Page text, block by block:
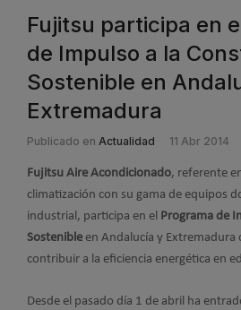
Fujitsu participa en
de Impulso a la
Sostenible en
Extremadura
Publicado en Actualidad 11 Abr 2014
Fujitsu Aire Acondicionado, referente
climatización con su gama de equipos
industrial, participa en el Programa de
Sostenibleen Andalucía y Extremadura
contribuir a la eficiencia energética en
Desde el pasado día 1 de abril ha